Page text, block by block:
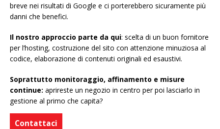
breve nei risultati di Google e ci porterebbero sicuramente più
danni che benefici.
Il nostro approccio parte da qui: scelta di un buon fornitore
per l’hosting, costruzione del sito con attenzione minuziosa al
codice, elaborazione di contenuti originali ed esaustivi.
Soprattutto monitoraggio, affinamento e misure
continue: aprireste un negozio in centro per poi lasciarlo in
gestione al primo che capita?
Contattaci